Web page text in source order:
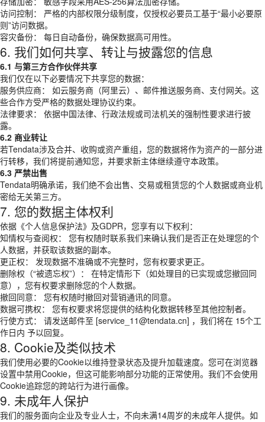
访问控制： 严格的内部权限分级制度，仅授权必要员工基于“最小必要原
则”访问数据。
容灾备份： 每日自动备份，确保数据高可用性。
6. 我们如何共享、转让与披露您的信息
6.1 与第三方合作伙伴共享
我们仅在以下必要情况下共享您的数据：
服务供应商： 如云服务商（阿里云）、邮件推送服务商、支付网关。这
些合作方受严格的数据处理协议约束。
法律要求： 依据中国法律、行政法规或司法机关的强制性要求进行披
露。
6.2 商业转让
若Tendata涉及合并、收购或资产重组，您的数据将作为资产的一部分进
行转移，我们将提前通知您，并要求新主体继续遵守本政策。
6.3 严禁出售
Tendata明确承诺，我们绝不会出售、交易或租赁您的个人数据或商业机
密给无关第三方。
7. 您的数据主体权利
依据《个人信息保护法》及GDPR，您享有以下权利：
知情权与查阅权： 您有权随时联系我们来确认我们是否正在处理您的个
人数据，并获取该数据的副本。
更正权： 发现数据不准确或不完整时，您有权要求更正。
删除权（“被遗忘权”）： 在特定情形下（如处理目的已实现或您撤回同
意），您有权要求删除您的个人数据。
撤回同意： 您有权随时撤回对营销通讯的同意。
数据可携权： 您有权要求将您提供的结构化数据转移至其他控制者。
行使方式： 请发送邮件至 [service_11@tendata.cn] ，我们将在 15个工
作日内 予以回复。
8. Cookie及类似技术
我们使用必要的Cookie以维持登录状态及提升加载速度。您可在浏览器
设置中禁用Cookie，但这可能影响部分功能的正常使用。我们不会使用
Cookie追踪您的跨站行为进行画像。
9. 未成年人保护
我们的服务面向企业及专业人士，不向未满14周岁的未成年人提供。如